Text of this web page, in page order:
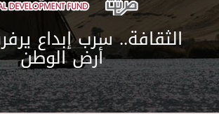
الثقافة.. سرب إبداع
أرض الوطن